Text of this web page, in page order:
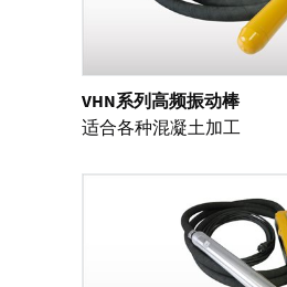
VHN系列高频振动棒
适合各种混凝土加工